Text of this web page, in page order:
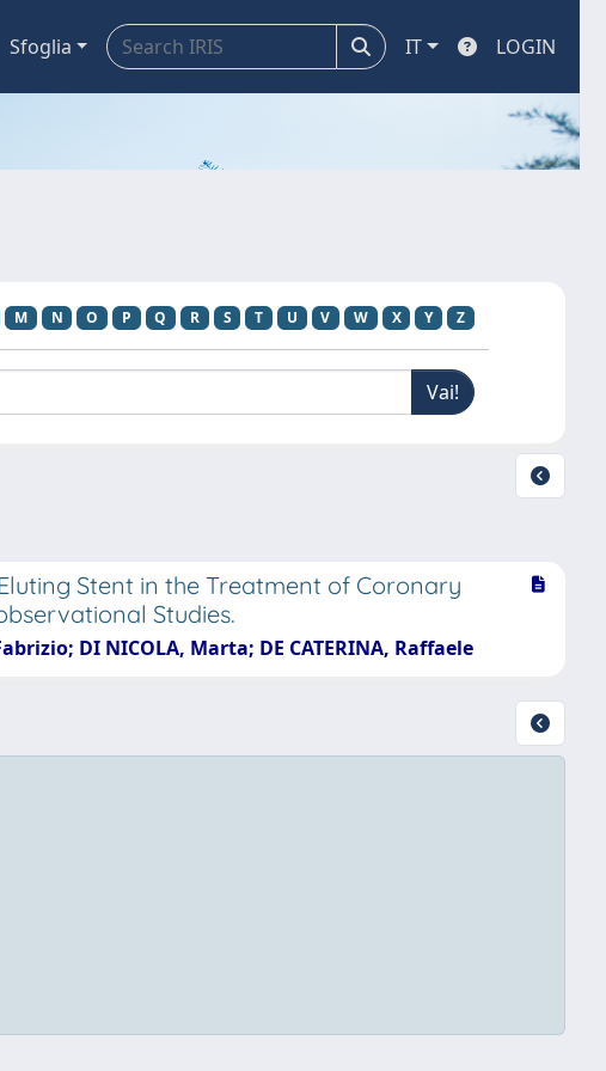
Sfoglia IT LOGIN
M N O P Q R S T U V W X Y Z
Stent in the Treatment of Coronary
Studies.
DI NICOLA, Marta; DE CATERINA, Raffaele